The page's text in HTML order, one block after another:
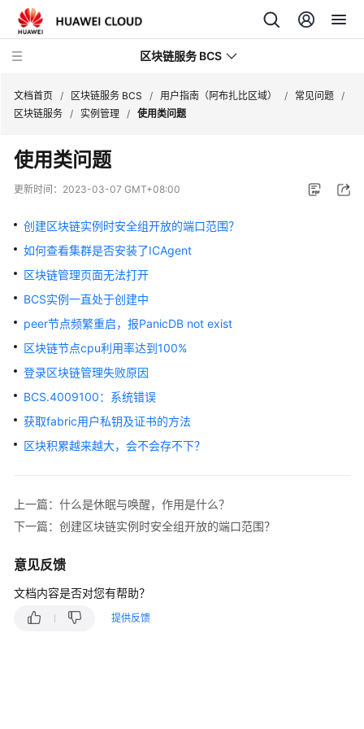
区块链服务 BCS
新
动
品
介
绍
计
费
说
明
快
速
入
用
户
南
最
佳
文档首页 / 区块链服务 BCS / 用户指南（阿布扎比区域） / 常见问题 /
区块链服务 / 实例管理 / 使用类问题
使用类问题
更新时间： 2023-03-07 GMT+08:00
创建区块链实例时安全组开放的端口范围？
如何查看集群是否安装了ICAgent
区块链管理页面无法打开
BCS实例一直处于创建中
peer节点频繁重启，报PanicDB not exist
区块链节点cpu利用率达到100%
登录区块链管理失败原因
BCS.4009100：系统错误
获取fabric用户私钥及证书的方法
区块积累越来越大，会不会存不下？
上一篇：什么是休眠与唤醒，作用是什么？
下一篇：创建区块链实例时安全组开放的端口范围？
意见反馈
文档内容是否对您有帮助？
提供反馈